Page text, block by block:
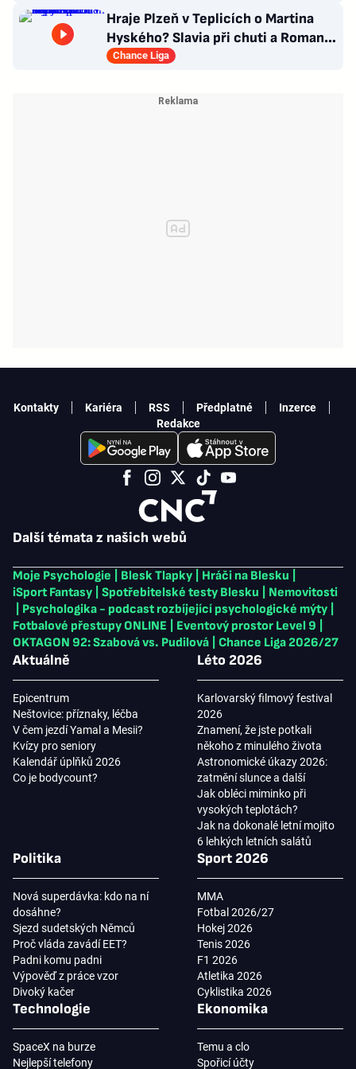
Hraje Plzeň v Teplicích o Martina
Hyského? Slavia při chuti a Roman
Macek proti svým…
Chance Liga
Další témata z našich webů
Moje Psychologie Blesk Tlapky Hráči na Blesku
iSport Fantasy
Spotřebitelské testy Blesku
Nemovitosti
Psychologika - podcast rozbíjející psychologické mýty
Fotbalové přestupy ONLINE
Eventový prostor Level 9
OKTAGON 92: Szabová vs. Pudilová
Chance Liga 2026/27
Aktuálně
Epicentrum
Neštovice: příznaky, léčba
V čem jezdí Yamal a Mesii?
Kvízy pro seniory
Kalendář úplňků 2026
Co je bodycount?
Léto 2026
Karlovarský filmový festival
2026
Znamení, že jste potkali
někoho z minulého života
Astronomické úkazy 2026:
zatmění slunce a další
Jak obléci miminko při
vysokých teplotách?
Jak na dokonalé letní mojito
6 lehkých letních salátů
Politika
Nová superdávka: kdo na ní
dosáhne?
Sjezd sudetských Němců
Proč vláda zavádí EET?
Padni komu padni
Výpověď z práce vzor
Divoký kačer
Sport 2026
MMA
Fotbal 2026/27
Hokej 2026
Tenis 2026
F1 2026
Atletika 2026
Cyklistika 2026
Technologie
SpaceX na burze
Nejlepší telefony
Ekonomika
Temu a clo
Spořicí účty
Kontakty Kariéra RSS Předplatné
Inzerce
Redakce